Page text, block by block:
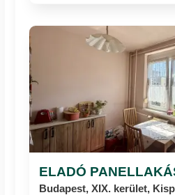
ELADÓ
Budapest, XIX. kerület,